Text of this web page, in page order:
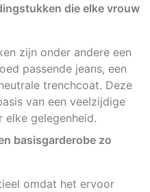
die elke vrouw
zijn onder andere een
passende jeans, een
trenchcoat. Deze
van een veelzijdige
gelegenheid.
basisgarderobe zo
omdat het ervoor